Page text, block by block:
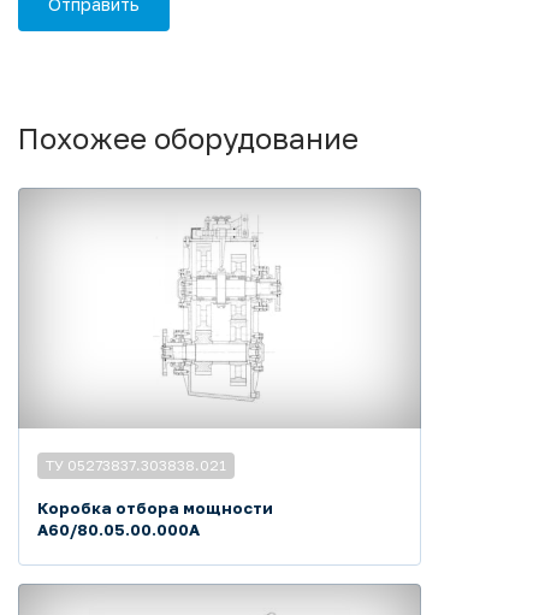
Похожее оборудование
ТУ 05273837.303838.021
Коробка отбора мощности
А60/80.05.00.000А